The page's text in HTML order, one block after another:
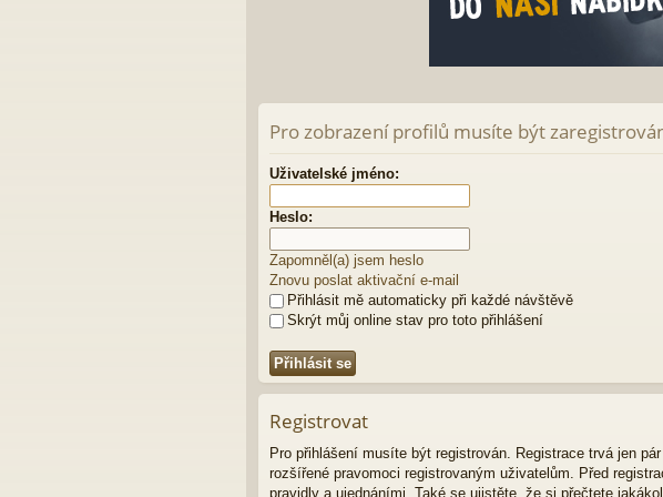
Pro zobrazení profilů musíte být
Uživatelské jméno:
Heslo:
Zapomněl(a) jsem heslo
Znovu poslat aktivační e-mail
Přihlásit mě automaticky při každé návštěvě
Skrýt můj online stav pro toto přihlášení
Registrovat
Pro přihlášení musíte být registrován. Registrace trvá jen
rozšířené pravomoci registrovaným uživatelům. Před
pravidly a ujednáními. Také se ujistěte, že si přečtete